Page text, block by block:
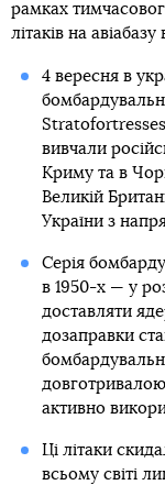
рамках
літаків на авіабазу
4 вересня в
вивчали
Криму та в
Великій
України з
Серія
в 1950-х — у
доставляти
дозаправки
активно
Ці літаки
всьому світі